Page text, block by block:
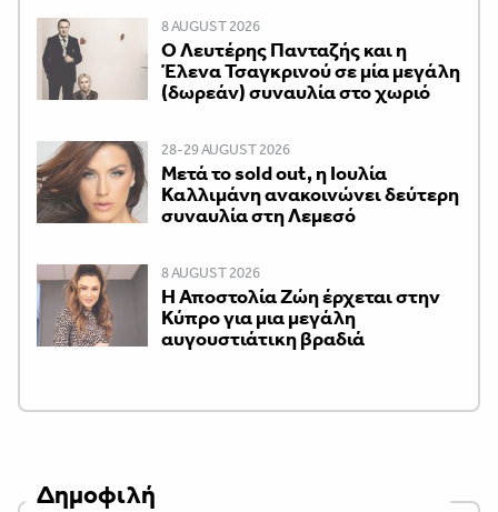
8 AUGUST 2026
Ο Λευτέρης Πανταζής και η
Έλενα Τσαγκρινού σε μία μεγάλη
(δωρεάν) συναυλία στο χωριό
28-29 AUGUST 2026
Μετά το sold out, η Ιουλία
Καλλιμάνη ανακοινώνει δεύτερη
συναυλία στη Λεμεσό
8 AUGUST 2026
Η Αποστολία Ζώη έρχεται στην
Κύπρο για μια μεγάλη
αυγουστιάτικη βραδιά
Δημοφιλή